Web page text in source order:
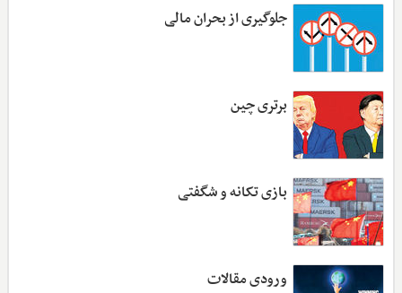
جلوگیری از بحران مالی
برتری چین
بازی تکانه و شگفتی
ورودی مقالات